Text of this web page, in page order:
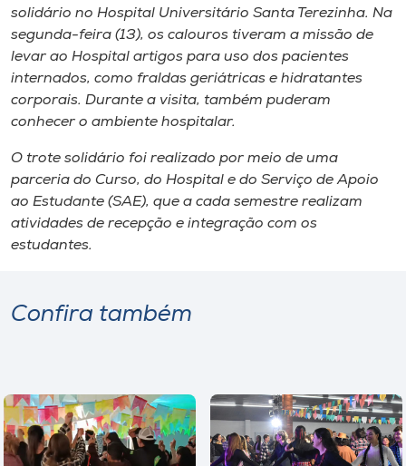
CPA
Biblioteca
Rádio
Museu
Unoesc
Store
Selecione
o idioma
solidário no Hospital Universitário Santa Terezinha. Na
segunda-feira (13), os calouros tiveram a missão de
levar ao Hospital artigos para uso dos pacientes
internados, como fraldas geriátricas e hidratantes
corporais. Durante a visita, também puderam
conhecer o ambiente hospitalar.
O trote solidário foi realizado por meio de uma
parceria do Curso, do Hospital e do Serviço de Apoio
ao Estudante (SAE), que a cada semestre realizam
atividades de recepção e integração com os
estudantes.
Confira também